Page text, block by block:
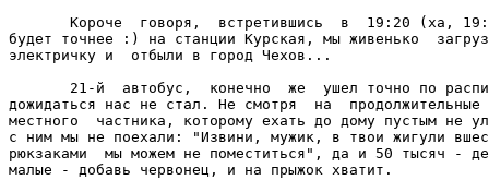
Короче  говоря,  встретившись  в  19:20 (ха,
будет точнее :) на станции Курская, мы живенько
электричку и  отбыли в город Чехов...
21-й  автобус,  конечно  же  ушел точно по
дожидаться нас не стал. Не смотря  на  продолжительные
местного  частника, которому ехать до дому пустым не
с ним мы не поехали: "Извини, мужик, в твои жигули
рюкзаками  мы можем не поместиться", да и 50 тысяч -
малые - добавь червонец, и на прыжок хватит.